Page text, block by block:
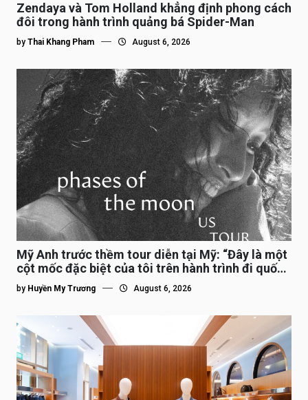
Zendaya và Tom Holland khẳng định phong cách
đôi trong hành trình quảng bá Spider-Man
by Thai Khang Pham August 6, 2026
Mỹ Anh trước thềm tour diễn tại Mỹ: “Đây là một
cột mốc đặc biệt của tôi trên hành trình đi quốc
tế”
by Huyền My Trương August 6, 2026